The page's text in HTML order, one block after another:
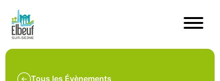
Tous les Évènements